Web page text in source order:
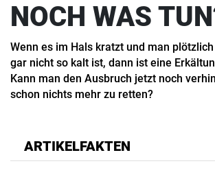
NOCH WAS
Wenn es im Hals kratzt und man
gar nicht so kalt ist, dann ist eine
Kann man den Ausbruch jetzt noch
schon nichts mehr zu retten?
ARTIKELFAKTEN